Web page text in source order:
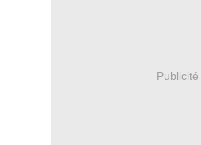
Publicité